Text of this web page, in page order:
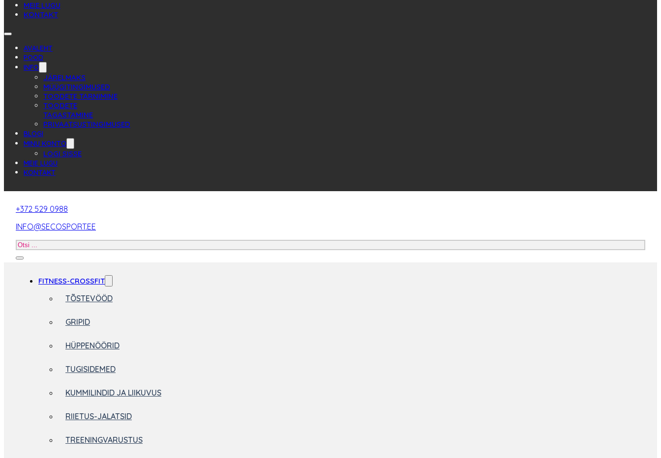
MEIE LUGU
KONTAKT
AVALEHT
POOD
INFO
JÄRELMAKS
MÜÜGITINGIMUSED
TOODETE TARNIMINE
TOODETE
TAGASTAMINE
PRIVAATSUSTINGIMUSED
BLOGI
MINU KONTO
LOGI SISSE
MEIE LUGU
KONTAKT
+372 529 0988
INFO@SECOSPORT.EE
Otsi
FITNESS-CROSSFIT
TÕSTEVÖÖD
GRIPID
HÜPPENÖÖRID
TUGISIDEMED
KUMMILINDID JA LIIKUVUS
RIIETUS-JALATSID
TREENINGVARUSTUS